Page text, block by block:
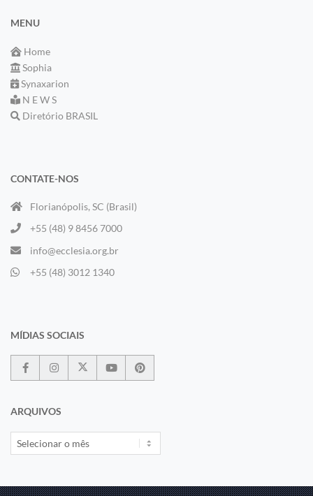
MENU
Home
Sophia
Synaxarion
N E W S
Diretório BRASIL
CONTATE-NOS
Florianópolis, SC (Brasil)
+55 (48) 9 8456 7000
info@ecclesia.org.br
+55 (48) 3012 1340
MÍDIAS SOCIAIS
ARQUIVOS